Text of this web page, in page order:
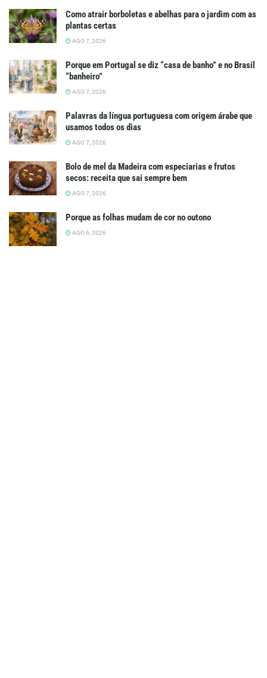
Como atrair borboletas e abelhas para o jardim com as
plantas certas
AGO 7, 2026
Porque em Portugal se diz “casa de banho” e no Brasil
“banheiro”
AGO 7, 2026
Palavras da língua portuguesa com origem árabe que
usamos todos os dias
AGO 7, 2026
Bolo de mel da Madeira com especiarias e frutos
secos: receita que sai sempre bem
AGO 7, 2026
Porque as folhas mudam de cor no outono
AGO 6, 2026